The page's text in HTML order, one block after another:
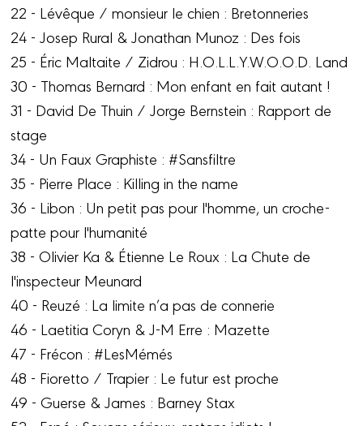
22 - Lévêque / monsieur le chien : Bretonneries
24 - Josep Rural & Jonathan Munoz : Des fois
25 - Éric Maltaite / Zidrou : H.O.L.L.Y.W.O.O.D. Land
30 - Thomas Bernard : Mon enfant en fait autant !
31 - David De Thuin / Jorge Bernstein : Rapport de
stage
34 - Un Faux Graphiste : #Sansfiltre
35 - Pierre Place : Killing in the name
36 - Libon : Un petit pas pour l'homme, un croche-
patte pour l'humanité
38 - Olivier Ka & Étienne Le Roux : La Chute de
l'inspecteur Meunard
40 - Reuzé : La limite n’a pas de connerie
46 - Laetitia Coryn & J-M Erre : Mazette
47 - Frécon : #LesMémés
48 - Fioretto / Trapier : Le futur est proche
49 - Guerse & James : Barney Stax